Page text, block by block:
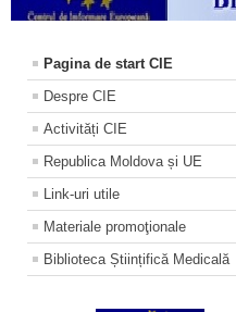
Pagina de start CIE
Despre CIE
Activități CIE
Republica Moldova și UE
Link-uri utile
Materiale promoţionale
Biblioteca Științifică Medicală